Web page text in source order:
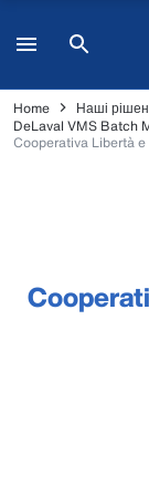
Home Наші
DeLaval VMS Batch
Cooperativa Libertà